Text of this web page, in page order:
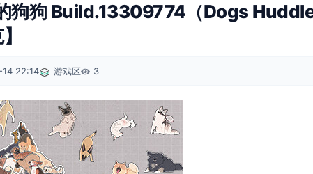
的狗狗 Build.13309774（Dogs
22:14 游戏区 3